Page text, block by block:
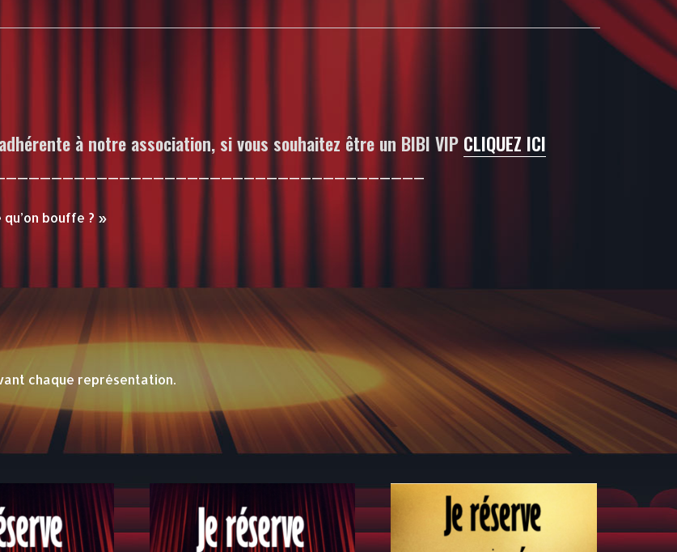
à notre association, si vous souhaitez être un BIBI VIP CLIQUEZ ICI
bouffe ? »
chaque représentation.